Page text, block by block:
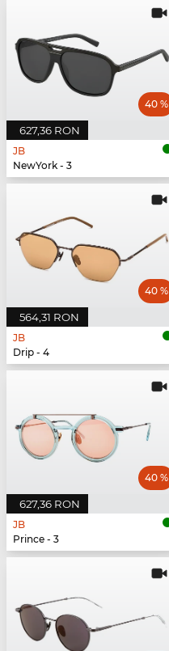
627,36 RON
40 %
JB
NewYork - 3
564,31 RON
40 %
JB
Drip - 4
627,36 RON
40 %
JB
Prince - 3